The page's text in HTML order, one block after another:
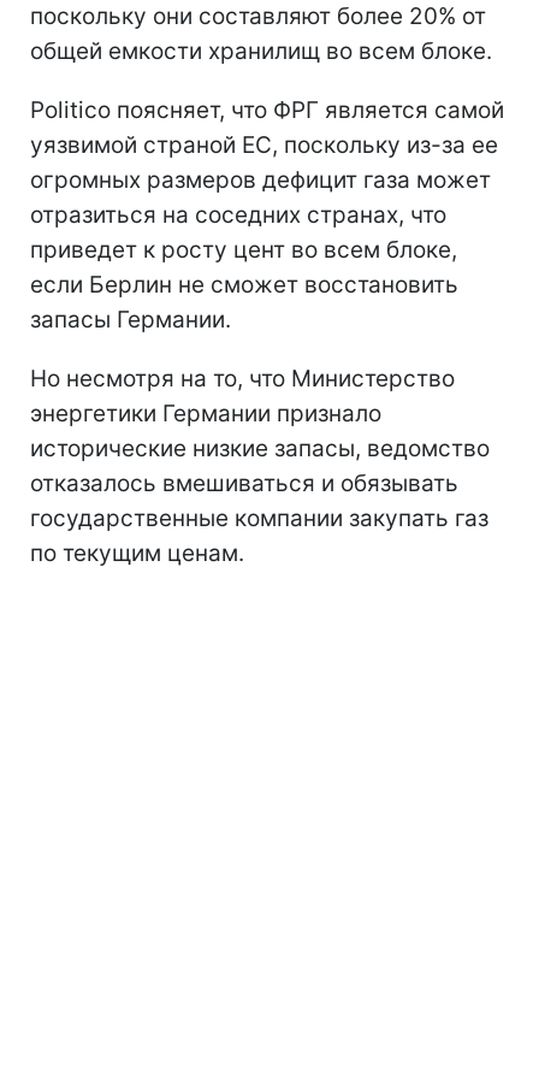
поскольку они составляют более 20% от
общей емкости хранилищ во всем блоке.
Politico поясняет, что ФРГ является самой
уязвимой страной ЕС, поскольку из-за ее
огромных размеров дефицит газа может
отразиться на соседних странах, что
приведет к росту цент во всем блоке,
если Берлин не сможет восстановить
запасы Германии.
Но несмотря на то, что Министерство
энергетики Германии признало
исторические низкие запасы, ведомство
отказалось вмешиваться и обязывать
государственные компании закупать газ
по текущим ценам.